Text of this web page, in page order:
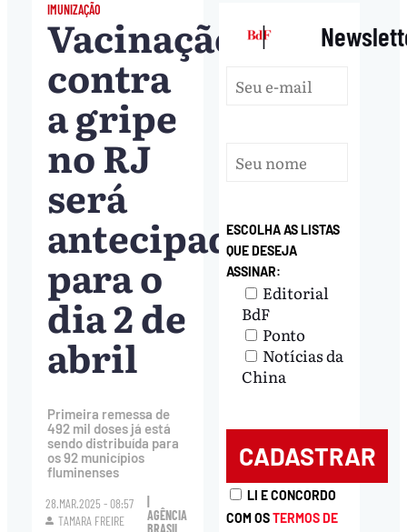
IMUNIZAÇÃO
Vacinação
contra
a gripe
no RJ
será
antecipada
para o
dia 2 de
abril
Primeira remessa de
492 mil doses já está
sendo distribuída para
os 92 municípios
fluminenses
28.MAR.2025 - 08:57
TAMARA FREIRE
AGÊNCIA
|
ESCOLHA AS LISTAS
QUE DESEJA
ASSINAR:
Editorial
BdF
Ponto
Notícias da
China
LI E CONCORDO
COM OSTERMOS DE